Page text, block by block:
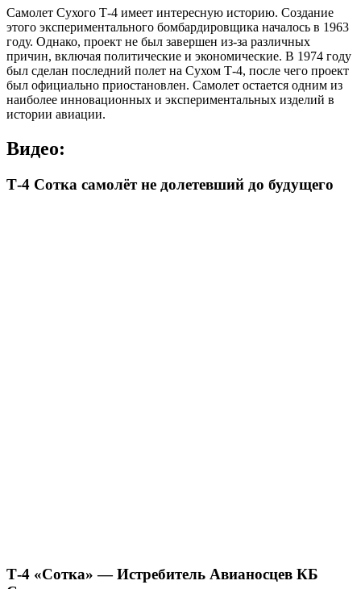
Самолет Сухого Т-4 имеет интересную историю. Создание
этого экспериментального бомбардировщика началось в 1963
году. Однако, проект не был завершен из-за различных
причин, включая политические и экономические. В 1974 году
был сделан последний полет на Сухом Т-4, после чего проект
был официально приостановлен. Самолет остается одним из
наиболее инновационных и экспериментальных изделий в
истории авиации.
Видео:
Т-4 Сотка самолёт не долетевший до будущего
Т-4 «Сотка» — Истребитель Авианосцев КБ